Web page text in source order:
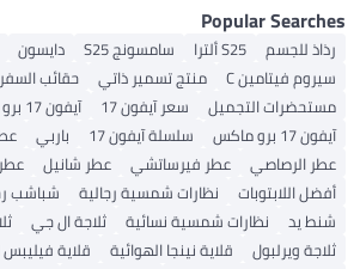
Popular Searches
رذاذ للجسم S25 ألترا سامسونج S25 دايسون
سيروم فيتامين C
منتج تسمير ذاتي حقائب السفر
مستحضرات التجميل
سعر آيفون 17 آيفون 17 برو
آيفون 17 برو ماكس
سلسلة آيفون 17 باربي
عطر الرصاصي
عطر فيرساتشي عطر شانيل
أفضل اللابتوبات
نظارات شمسية رجالية شباشب
شنط يد
نظارات شمسية نسائية ثلاجة ال جي
ثلاجة ويرلبول
قلاية نينجا الهوائية
قلاية فيليبس